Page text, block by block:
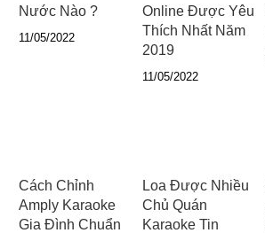
Nước Nào ?
11/05/2022
Online Được Yêu
Thích Nhất Năm
2019
11/05/2022
Cách Chỉnh
Amply Karaoke
Gia Đình Chuẩn
Loa Được Nhiều
Chủ Quán
Karaoke Tin